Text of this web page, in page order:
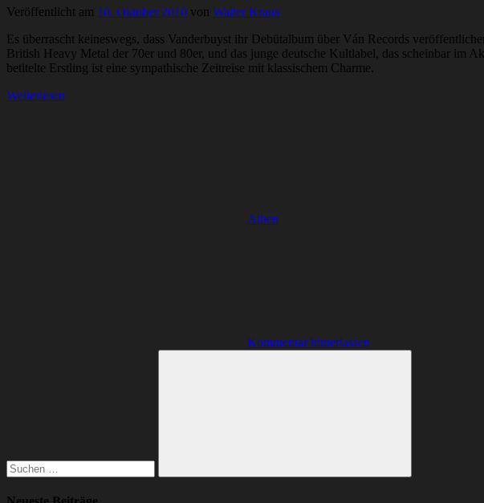
Veröffentlicht am 10. Oktober 2010 von Walter Kraus
Es überrascht keineswegs, dass Vanderbuyst ihr Debütalbum über Ván Records
British Heavy Metal der 70er und 80er, und das junge deutsche Kultlabel, das scheinbar
betitelte Erstling ist eine sympathische Zeitreise mit klassischem Charme.
Weiterlesen
Alben
Kommentar hinterlassen
Suchen